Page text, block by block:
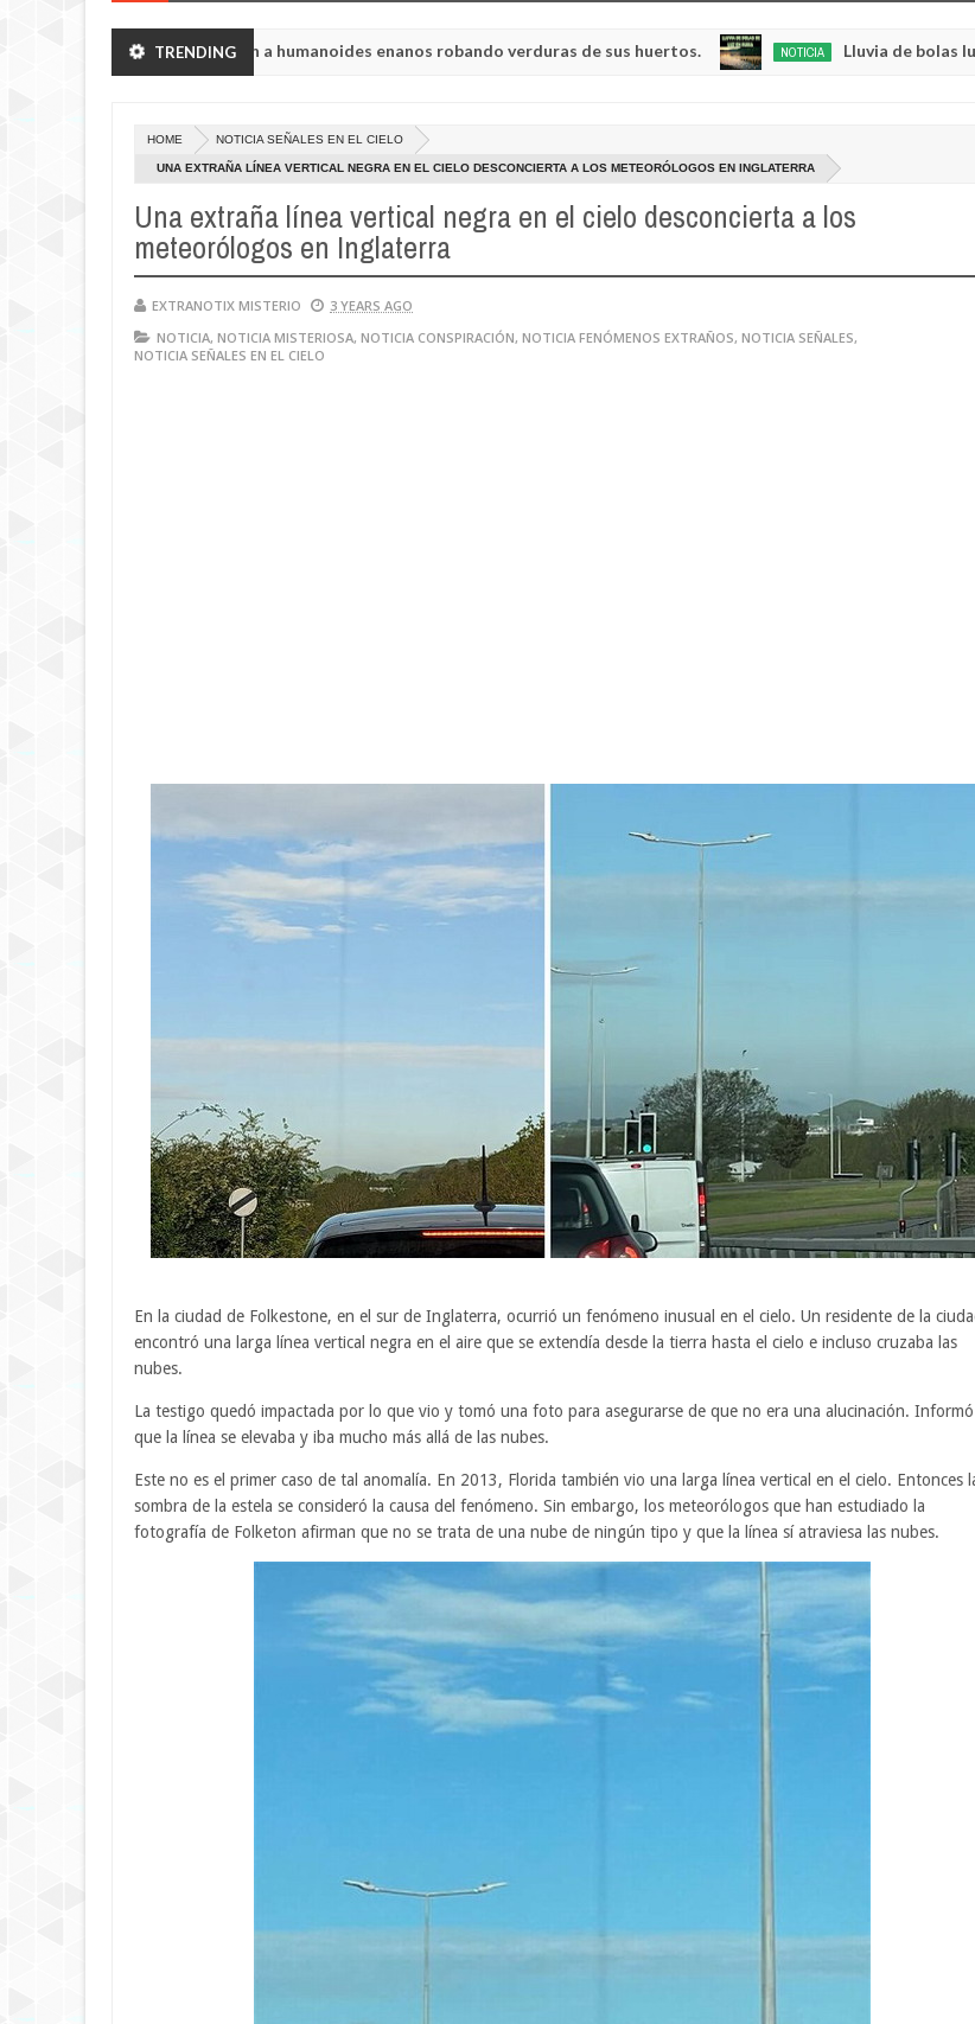
TRENDING
de Chelyabinsk vieron a humanoides enanos robando verduras de sus huertos. NOTICIA Lluvia de bolas luminosas
HOME NOTICIA SEÑALES EN EL CIELO
UNA EXTRAÑA LÍNEA VERTICAL NEGRA EN EL CIELO DESCONCIERTA A LOS METEORÓLOGOS EN INGLATERRA
Una extraña línea vertical negra en el cielo desconcierta a los
meteorólogos en Inglaterra
EXTRANOTIX MISTERIO
3 YEARS AGO
NOTICIA, NOTICIA MISTERIOSA, NOTICIA CONSPIRACIÓN, NOTICIA FENÓMENOS EXTRAÑOS, NOTICIA SEÑALES,
NOTICIA SEÑALES EN EL CIELO
En la ciudad de Folkestone, en el sur de Inglaterra, ocurrió un fenómeno inusual en el cielo. Un residente de la
encontró una larga línea vertical negra en el aire que se extendía desde la tierra hasta el cielo e incluso cruzaba las
nubes.
La testigo quedó impactada por lo que vio y tomó una foto para asegurarse de que no era una alucinación. Informó
que la línea se elevaba y iba mucho más allá de las nubes.
Este no es el primer caso de tal anomalía. En 2013, Florida también vio una larga línea vertical en el cielo. Entonces
sombra de la estela se consideró la causa del fenómeno. Sin embargo, los meteorólogos que han estudiado la
fotografía de Folketon afirman que no se trata de una nube de ningún tipo y que la línea sí atraviesa las nubes.